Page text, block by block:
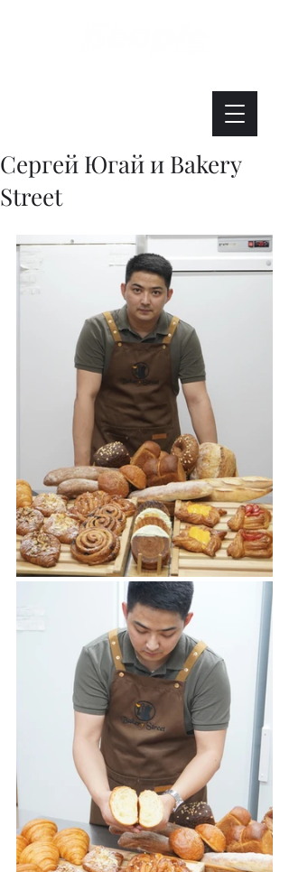
Сергей Югай и Bakery
Street